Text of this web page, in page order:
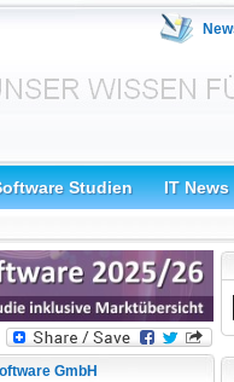
Studien IT News
GmbH